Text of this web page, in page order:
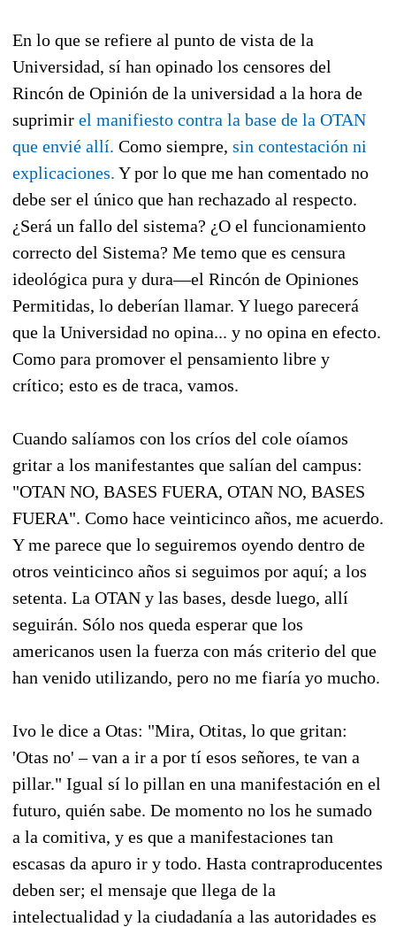
En lo que se refiere al punto de vista de la
Universidad, sí han opinado los censores del
Rincón de Opinión de la universidad a la hora de
suprimir el manifiesto contra la base de la OTAN
que envié allí. Como siempre, sin contestación ni
explicaciones. Y por lo que me han comentado no
debe ser el único que han rechazado al respecto.
¿Será un fallo del sistema? ¿O el funcionamiento
correcto del Sistema? Me temo que es censura
ideológica pura y dura—el Rincón de Opiniones
Permitidas, lo deberían llamar. Y luego parecerá
que la Universidad no opina... y no opina en efecto.
Como para promover el pensamiento libre y
crítico; esto es de traca, vamos.
Cuando salíamos con los críos del cole oíamos
gritar a los manifestantes que salían del campus:
"OTAN NO, BASES FUERA, OTAN NO, BASES
FUERA". Como hace veinticinco años, me acuerdo.
Y me parece que lo seguiremos oyendo dentro de
otros veinticinco años si seguimos por aquí; a los
setenta. La OTAN y las bases, desde luego, allí
seguirán. Sólo nos queda esperar que los
americanos usen la fuerza con más criterio del que
han venido utilizando, pero no me fiaría yo mucho.
Ivo le dice a Otas: "Mira, Otitas, lo que gritan:
'Otas no' – van a ir a por tí esos señores, te van a
pillar." Igual sí lo pillan en una manifestación en el
futuro, quién sabe. De momento no los he sumado
a la comitiva, y es que a manifestaciones tan
escasas da apuro ir y todo. Hasta contraproducentes
deben ser; el mensaje que llega de la
intelectualidad y la ciudadanía a las autoridades es